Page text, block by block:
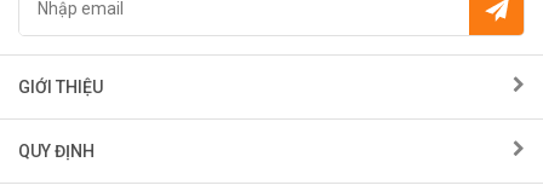
GIỚI THIỆU
QUY ĐỊNH